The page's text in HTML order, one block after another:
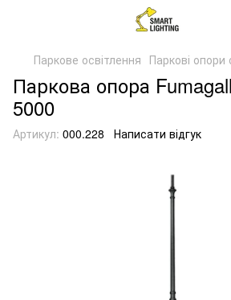
Паркове освітлення Паркові опори
Паркова опора
5000
Артикул: 000.228 Написати відгук